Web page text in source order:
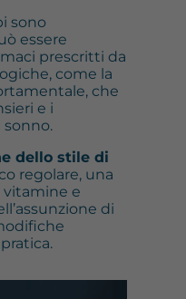
sono
essere
prescritti da
come la
che
e i
dello stile di
regolare, una
vitamine e
di